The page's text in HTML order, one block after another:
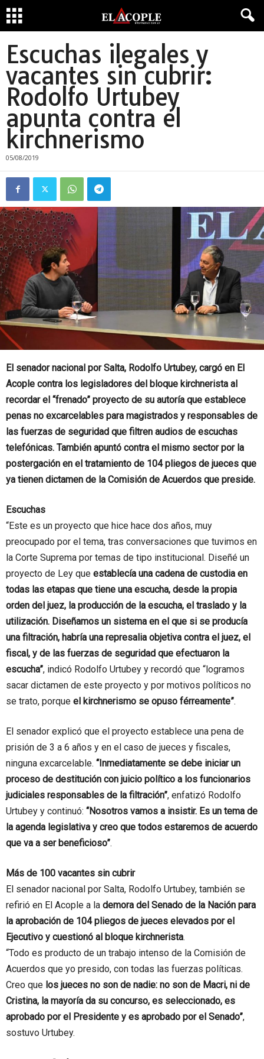
Escuchas ilegales y
vacantes sin cubrir:
Rodolfo Urtubey
apunta contra el
kirchnerismo
05/08/2019
El senador nacional por Salta, Rodolfo Urtubey, cargó en El
Acople contra los legisladores del bloque kirchnerista al
recordar el “frenado” proyecto de su autoría que establece
penas no excarcelables para magistrados y responsables de
las fuerzas de seguridad que filtren audios de escuchas
telefónicas. También apuntó contra el mismo sector por la
postergación en el tratamiento de 104 pliegos de jueces que
ya tienen dictamen de la Comisión de Acuerdos que preside.
Escuchas
“Este es un proyecto que hice hace dos años, muy
preocupado por el tema, tras conversaciones que tuvimos en
la Corte Suprema por temas de tipo institucional. Diseñé un
proyecto de Ley que establecía una cadena de custodia en
todas las etapas que tiene una escucha, desde la propia
orden del juez, la producción de la escucha, el traslado y la
utilización. Diseñamos un sistema en el que si se producía
una filtración, habría una represalia objetiva contra el juez, el
fiscal, y de las fuerzas de seguridad que efectuaron la
escucha”, indicó Rodolfo Urtubey y recordó que “logramos
sacar dictamen de este proyecto y por motivos políticos no
se trato, porque el kirchnerismo se opuso férreamente”.
El senador explicó que el proyecto establece una pena de
prisión de 3 a 6 años y en el caso de jueces y fiscales,
ninguna excarcelable. “Inmediatamente se debe iniciar un
proceso de destitución con juicio político a los funcionarios
judiciales responsables de la filtración”, enfatizó Rodolfo
Urtubey y continuó: “Nosotros vamos a insistir. Es un tema de
la agenda legislativa y creo que todos estaremos de acuerdo
que va a ser beneficioso”.
Más de 100 vacantes sin cubrir
El senador nacional por Salta, Rodolfo Urtubey, también se
refirió en El Acople a la demora del Senado de la Nación para
la aprobación de 104 pliegos de jueces elevados por el
Ejecutivo y cuestionó al bloque kirchnerista.
“Todo es producto de un trabajo intenso de la Comisión de
Acuerdos que yo presido, con todas las fuerzas políticas.
Creo que los jueces no son de nadie: no son de Macri, ni de
Cristina, la mayoría da su concurso, es seleccionado, es
aprobado por el Presidente y es aprobado por el Senado”,
sostuvo Urtubey.